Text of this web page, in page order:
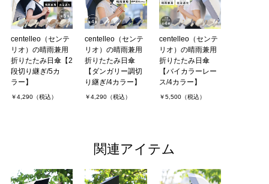
centelleo（センテ
リオ）の晴雨兼用
折りたたみ日傘【2
段切り継ぎ/5カ
ラー】
￥4,290（税込）
centelleo（センテ
リオ）の晴雨兼用
折りたたみ日傘
【ダンガリー調切
り継ぎ/4カラー】
￥4,290（税込）
centelleo（センテ
リオ）の晴雨兼用
折りたたみ日傘
【バイカラーレー
ス/4カラー】
￥5,500（税込）
関連アイテム